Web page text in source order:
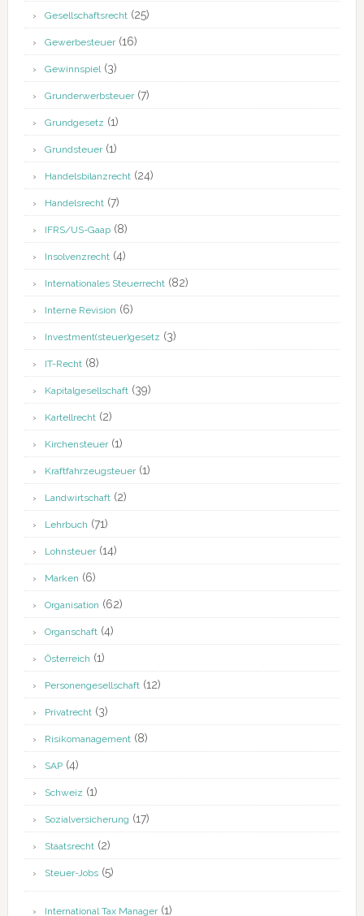
Gesellschaftsrecht(25)
Gewerbesteuer(16)
Gewinnspiel(3)
Grunderwerbsteuer(7)
Grundgesetz (1)
Grundsteuer(1)
Handelsbilanzrecht(24)
Handelsrecht(7)
IFRS/US-Gaap(8)
Insolvenzrecht(4)
Internationales Steuerrecht(82)
Interne Revision (6)
Investment(steuer)gesetz (3)
IT-Recht(8)
Kapitalgesellschaft(39)
Kartellrecht(2)
Kirchensteuer(1)
Kraftfahrzeugsteuer(1)
Landwirtschaft(2)
Lehrbuch (71)
Lohnsteuer(14)
Marken (6)
Organisation (62)
Organschaft(4)
Österreich (1)
Personengesellschaft(12)
Privatrecht(3)
Risikomanagement(8)
SAP(4)
Schweiz (1)
Sozialversicherung (17)
Staatsrecht(2)
Steuer-Jobs(5)
International Tax Manager(1)